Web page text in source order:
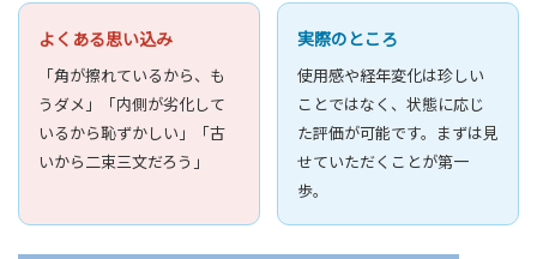
よくある思い込み
「角が擦れているから、も
うダメ」「内側が劣化して
いるから恥ずかしい」「古
いから二束三文だろう」
実際のところ
使用感や経年変化は珍しい
ことではなく、状態に応じ
た評価が可能です。まずは見
せていただくことが第一
歩。